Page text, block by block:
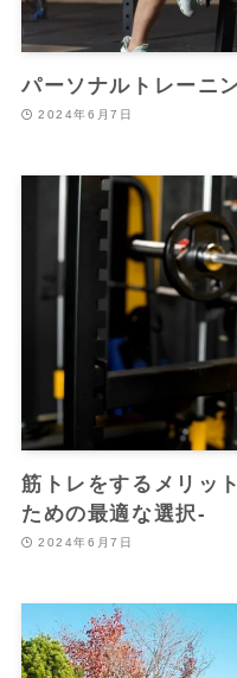
パーソナルトレーニ
2024年6月7日
筋トレをするメリッ
ための最適な選択-
2024年6月7日